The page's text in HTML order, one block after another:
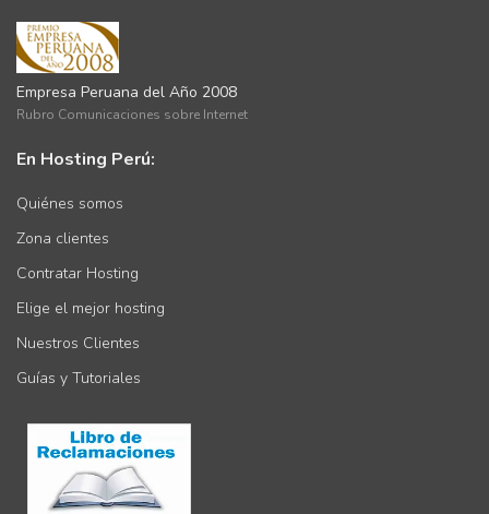
Empresa Peruana del Año 2008
Rubro Comunicaciones sobre Internet
En Hosting Perú:
Quiénes somos
Zona clientes
Contratar Hosting
Elige el mejor hosting
Nuestros Clientes
Guías y Tutoriales